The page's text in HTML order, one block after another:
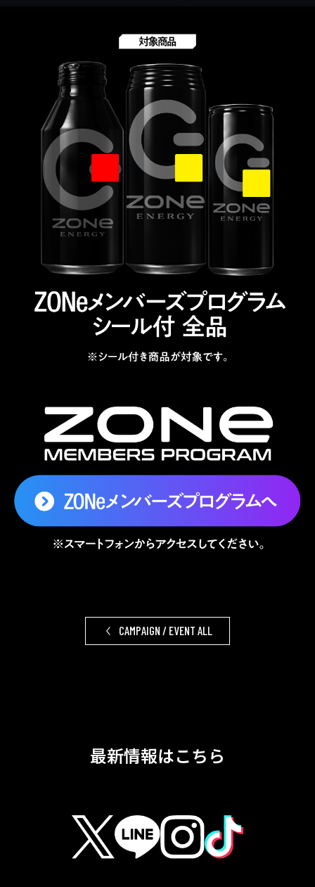
CAMPAIGN / EVENT ALL
最新情報はこちら